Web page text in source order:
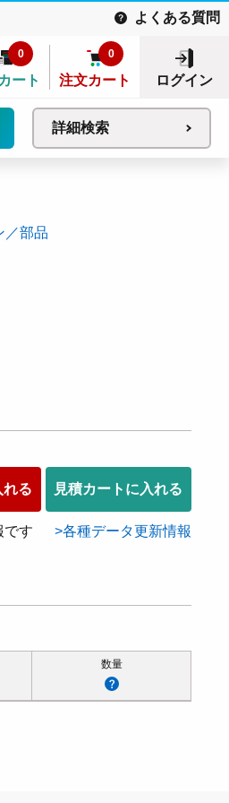
よくある質問
ート
0
注文カート
0
ログイン
詳細検索
部品
れる 見積カートに入れる
です 各種データ更新情報
数量